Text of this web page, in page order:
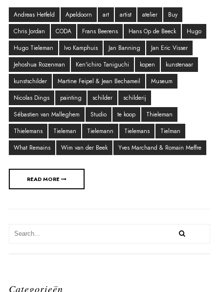
Andreas Hetfeld Apeldoorn art artist atelier
Buy
Chris Jordan
CODA Frans Beerens Hans Op de Beeck
Hugo
Hugo Tieleman
Ivo Kamphuis Jan Banning
Jan Eric Visser
Jehoshua Rozenman
Ken'ichiro Taniguchi kopen
kunstenaar
kunstschilder
Martine Feipel & Jean Bechameil
Museum
Nicolas Dings
painting schilder
schilderij
Sébastien van Malleghem
Studio te koop
Thieleman
Thielemans
Tieleman Tielemann Tielemans
Tielman
What Remains
Wim van der Beek Yves Marchand & Romain Meffre
READ MORE
Categorieën